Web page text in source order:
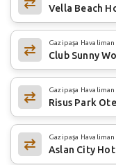
Vella Beach
Gazipaşa Havalimanı
Club Sunny
Gazipaşa Havalimanı
Risus Park
Gazipaşa Havalimanı
Aslan City